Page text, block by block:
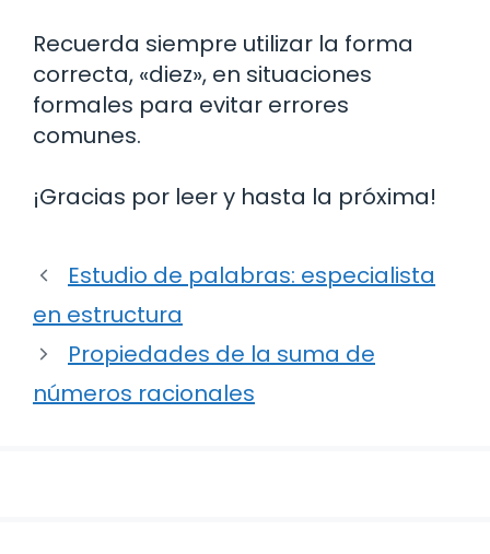
Recuerda siempre utilizar la forma
correcta, «diez», en situaciones
formales para evitar errores
comunes.
¡Gracias por leer y hasta la próxima!
Estudio de palabras: especialista
en estructura
Propiedades de la suma de
números racionales